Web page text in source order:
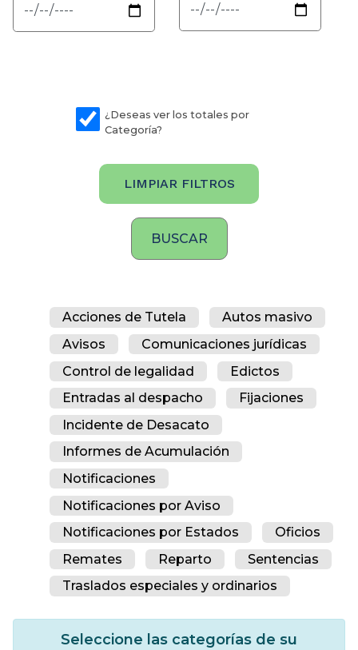
¿Deseas ver los totales por
Categoría?
LIMPIAR FILTROS
Acciones de Tutela
Autos masivo
Avisos
Comunicaciones jurídicas
Control de legalidad
Edictos
Entradas al despacho
Fijaciones
Incidente de Desacato
Informes de Acumulación
Notificaciones
Notificaciones por Aviso
Notificaciones por Estados
Oficios
Remates
Reparto
Sentencias
Traslados especiales y ordinarios
Seleccione las categorías de su